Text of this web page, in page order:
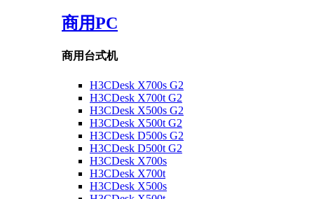
商用PC
商用台式机
H3CDesk X700s G2
H3CDesk X700t G2
H3CDesk X500s G2
H3CDesk X500t G2
H3CDesk D500s G2
H3CDesk D500t G2
H3CDesk X700s
H3CDesk X700t
H3CDesk X500s